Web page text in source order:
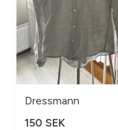
Dressmann
150 SEK